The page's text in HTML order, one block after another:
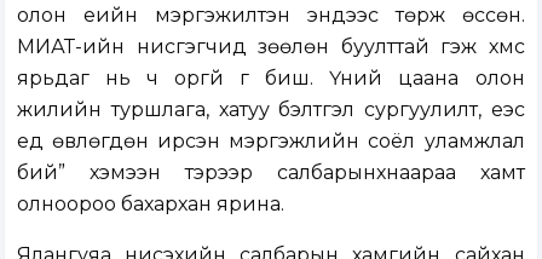
олон үеийн мэргэжилтэн эндээс төрж өссөн.
МИАТ-ийн нисгэгчид зөөлөн буулттай гэж хүмүүс
ярьдаг нь ч оргүй үг биш. Үүний цаана олон
жилийн туршлага, хатуу бэлтгэл сургуулилт, үеэс
үед өвлөгдөн ирсэн мэргэжлийн соёл уламжлал
бий” хэмээн тэрээр салбарынхнаараа хамт
олноороо бахархан ярина.